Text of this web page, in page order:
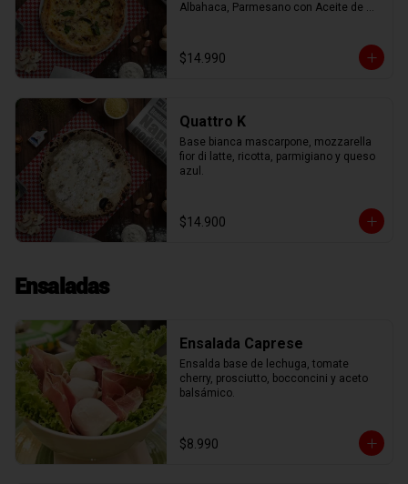
Albahaca, Parmesano con Aceite de
$14.990
Quattro K
Base bianca mascarpone, mozzarella
fior di latte, ricotta, parmigiano y queso
azul.
$14.900
Ensaladas
Ensalada Caprese
Ensalda base de lechuga, tomate
cherry, prosciutto, bocconcini y aceto
balsámico.
$8.990